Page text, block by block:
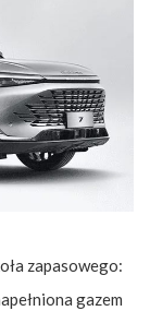
zapasowego:
gazem